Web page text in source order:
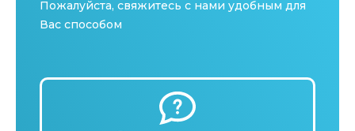
Пожалуйста, свяжитесь с нами удобным для
Вас способом